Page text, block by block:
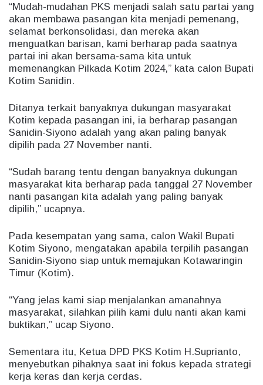
“Mudah-mudahan PKS menjadi salah satu partai yang
akan membawa pasangan kita menjadi pemenang,
selamat berkonsolidasi, dan mereka akan
menguatkan barisan, kami berharap pada saatnya
partai ini akan bersama-sama kita untuk
memenangkan Pilkada Kotim 2024,” kata calon Bupati
Kotim Sanidin.
Ditanya terkait banyaknya dukungan masyarakat
Kotim kepada pasangan ini, ia berharap pasangan
Sanidin-Siyono adalah yang akan paling banyak
dipilih pada 27 November nanti.
“Sudah barang tentu dengan banyaknya dukungan
masyarakat kita berharap pada tanggal 27 November
nanti pasangan kita adalah yang paling banyak
dipilih,” ucapnya.
Pada kesempatan yang sama, calon Wakil Bupati
Kotim Siyono, mengatakan apabila terpilih pasangan
Sanidin-Siyono siap untuk memajukan Kotawaringin
Timur (Kotim).
“Yang jelas kami siap menjalankan amanahnya
masyarakat, silahkan pilih kami dulu nanti akan kami
buktikan,” ucap Siyono.
Sementara itu, Ketua DPD PKS Kotim H.Suprianto,
menyebutkan pihaknya saat ini fokus kepada strategi
kerja keras dan kerja cerdas.